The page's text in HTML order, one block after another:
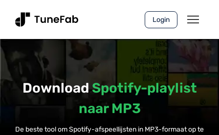
Login
DownloadSpotify-playlist
naar MP3
De beste tool om Spotify-afspeellijsten in MP3-formaat op te